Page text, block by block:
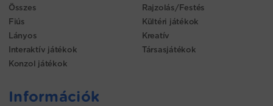
Összes
Fiús
Lányos
Interaktív játékok
Konzol játékok
Rajzolás/Festés
Kültéri játékok
Kreatív
Társasjátékok
Információk